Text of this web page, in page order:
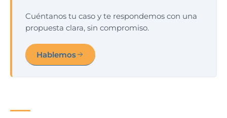
Cuéntanos tu caso y te respondemos con una
propuesta clara, sin compromiso.
Hablemos